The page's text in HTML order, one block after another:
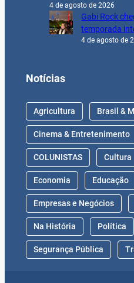
4 de agosto de 2026
Gabi Rock
temporada
4 de agosto de
Notícias
Agricultura Brasil &
Cinema & Entretenimento
COLUNISTAS Cultura
Economia Educação
Empresas e Negócios
Na História Política
Segurança Pública